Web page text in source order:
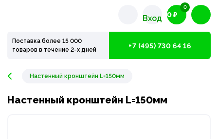
Вход 0 ₽
0
Поставка более 15 000
товаров в течение 2-х дней
+7 (495) 730 64 16
Настенный кронштейн L=150мм
Настенный кронштейн L=150мм